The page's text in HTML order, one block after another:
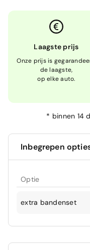
Laagste prijs
Onze prijs is
de laagste,
op elke auto.
* binnen 14
Inbegrepen
Optie
extra bandenset